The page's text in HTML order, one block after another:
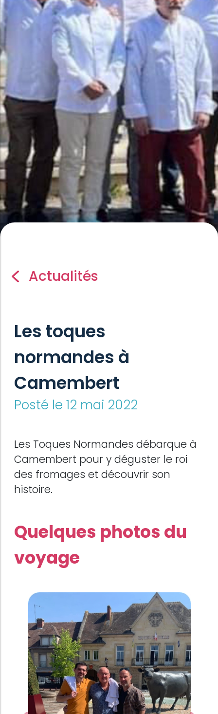
Actualités
Les toques
normandes à
Camembert
Posté le 12 mai 2022
Les Toques Normandes débarque à
Camembert pour y déguster le roi
des fromages et découvrir son
histoire.
Quelques photos du
voyage